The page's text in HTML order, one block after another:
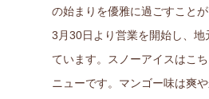
の始まりを優雅に過ごすこと
3月30日より営業を開始し、地
ています。スノーアイスはこ
ニューです。マンゴー味は爽